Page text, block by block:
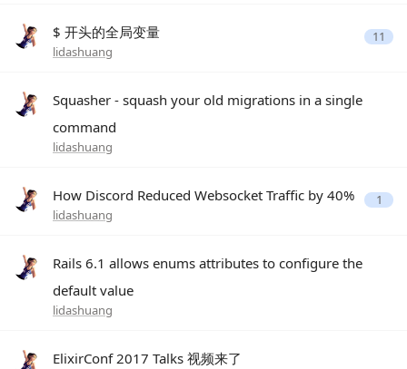
$ 开头的全局变量
lidashuang
11
Squasher - squash your old migrations in a single
command
lidashuang
How Discord Reduced Websocket Traffic by 40%
lidashuang
1
Rails 6.1 allows enums attributes to configure the
default value
lidashuang
ElixirConf 2017 Talks 视频来了